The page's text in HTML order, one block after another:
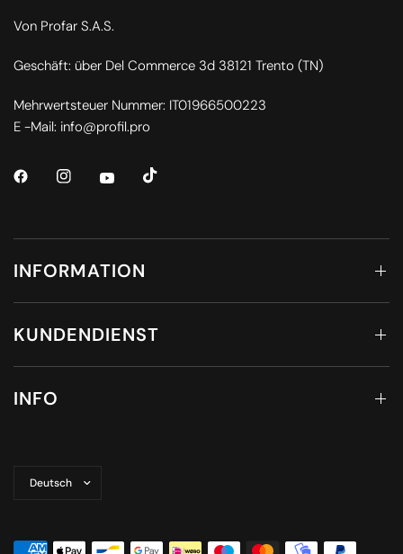
Von Profar S.A.S.
Geschäft: über Del Commerce 3d 38121 Trento (TN)
Mehrwertsteuer Nummer: IT01966500223
E -Mail: info@profil.pro
INFORMATION
KUNDENDIENST
INFO
aktualisieren